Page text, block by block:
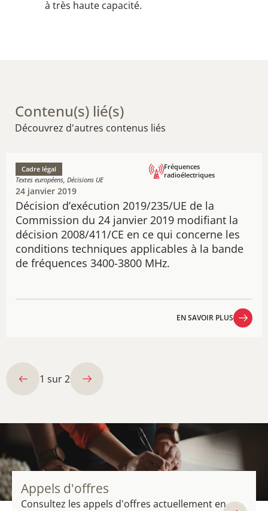
à très haute capacité.
Contenu(s) lié(s)
Découvrez d'autres contenus liés
Décision d’exécution 2019/235/UE de la
Commission du 24 janvier 2019 modifiant la
décision 2008/411/CE en ce qui concerne les
conditions techniques applicables à la bande
de fréquences 3400-3800 MHz.
Cadre légal
Textes européens, Décisions UE
Fréquences
radioélectriques
24 janvier 2019
EN SAVOIR PLUS
1 sur2
Appels d'offres
Consultez les appels d'offres actuellement en